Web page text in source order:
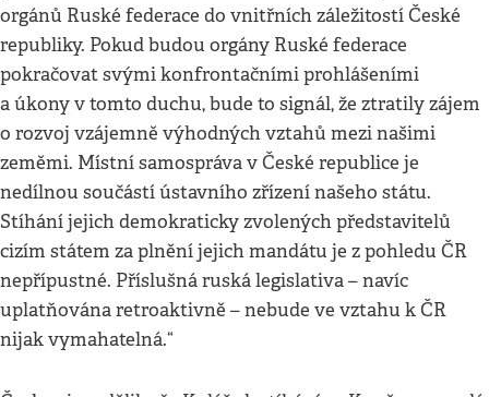
orgánů Ruské federace do vnitřních záležitostí České
republiky. Pokud budou orgány Ruské federace
pokračovat svými konfrontačními prohlášeními
a úkony v tomto duchu, bude to signál, že ztratily zájem
o rozvoj vzájemně výhodných vztahů mezi našimi
zeměmi. Místní samospráva v České republice je
nedílnou součástí ústavního zřízení našeho státu.
Stíhání jejich demokraticky zvolených představitelů
cizím státem za plnění jejich mandátu je z pohledu ČR
nepřípustné. Příslušná ruská legislativa – navíc
uplatňována retroaktivně – nebude ve vztahu k ČR
nijak vymahatelná.“